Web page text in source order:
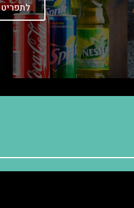
לתפריט